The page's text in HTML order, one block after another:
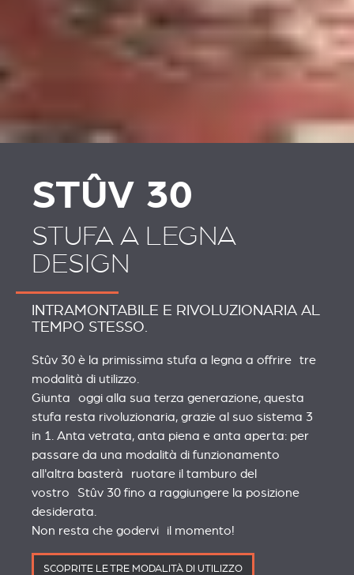
STÛV 30
STUFA A LEGNA
DESIGN
INTRAMONTABILE E RIVOLUZIONARIA AL
TEMPO STESSO.
Stûv 30 è la primissima stufa a legna a offrire tre
modalità di utilizzo.
Giunta oggi alla sua terza generazione, questa
stufa resta rivoluzionaria, grazie al suo sistema 3
in 1. Anta vetrata, anta piena e anta aperta: per
passare da una modalità di funzionamento
all'altra basterà ruotare il tamburo del
vostro Stûv 30 fino a raggiungere la posizione
desiderata.
Non resta che godervi il momento!
SCOPRITE LE TRE MODALITÀ DI UTILIZZO